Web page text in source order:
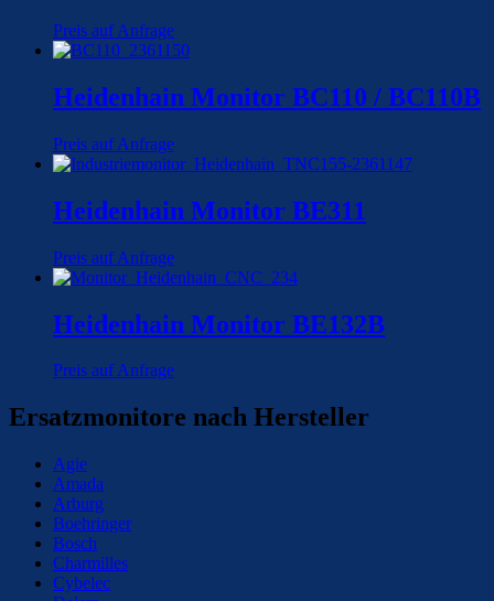
Preis auf Anfrage
Heidenhain Monitor BC110 / BC110B
Preis auf Anfrage
Heidenhain Monitor BE311
Preis auf Anfrage
Heidenhain Monitor BE132B
Preis auf Anfrage
Ersatzmonitore nach Hersteller
Agie
Amada
Arburg
Boehringer
Bosch
Charmilles
Cybelec